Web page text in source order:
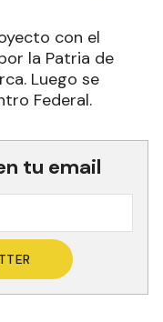
con el
la Patria de
Luego se
Federal.
tu email